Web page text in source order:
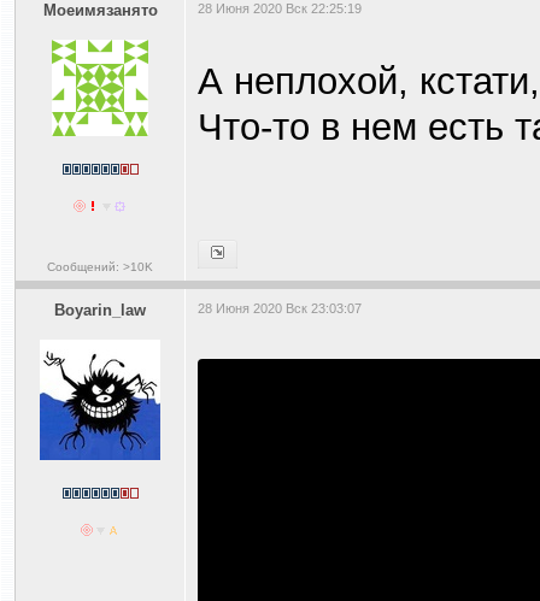
Моеимязанято
Сообщений: >10K
28 Июня 2020 Вск 22:25:19
А неплохой,
Что-то в нем есть
Boyarin_law 28 Июня 2020 Вск 23:03:07